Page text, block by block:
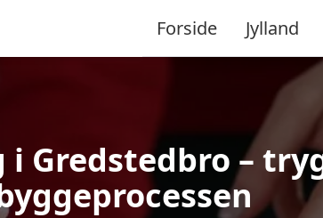
Forside Jylland
Gredstedbro –